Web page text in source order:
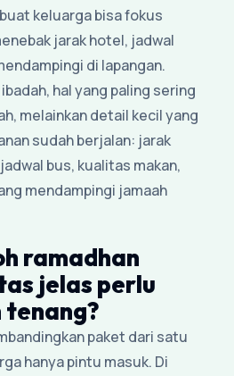
keluarga bisa fokus
jarak hotel, jadwal
di lapangan.
hal yang paling sering
melainkan detail kecil yang
sudah berjalan: jarak
bus, kualitas makan,
mendampingi jamaah
ramadhan
jelas perlu
tenang?
paket dari satu
hanya pintu masuk. Di